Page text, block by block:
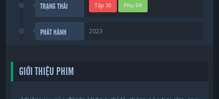
TRẠNG THÁI Tập 30 Phụ Đề
PHÁT HÀNH 2023
GIỚI THIỆU PHIM